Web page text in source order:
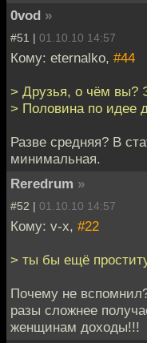
0vod »
#51 | 01.10.10 14:57
Кому: eternalko, #44
> Друзья, о чём вы?
> Половина по идее
Разве средняя? В
минимальная.
Reredrum »
#52 | 01.10.10 14:57
Кому: v-x, #22
> ты бы ещё
Почему не
разы сложнее
женщинам доходы!!!